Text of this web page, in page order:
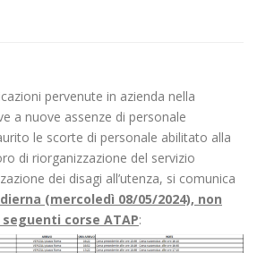
pervenute in azienda nella
a nuove assenze di personale
le scorte di personale abilitato alla
di riorganizzazione del servizio
dei disagi all’utenza, si comunica
(mercoledì 08/05/2024), non
corse ATAP: